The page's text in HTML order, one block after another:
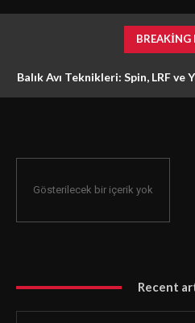
BREAKING
Balık Avı Teknikleri: Spin, LRF
Gösterilecek bir içerik yok
Recent